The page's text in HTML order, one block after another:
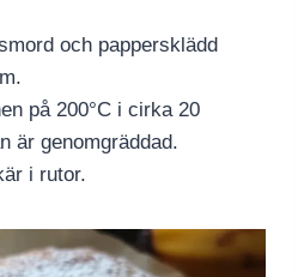
och pappersklädd
på 200°C i cirka 20
är genomgräddad.
i rutor.